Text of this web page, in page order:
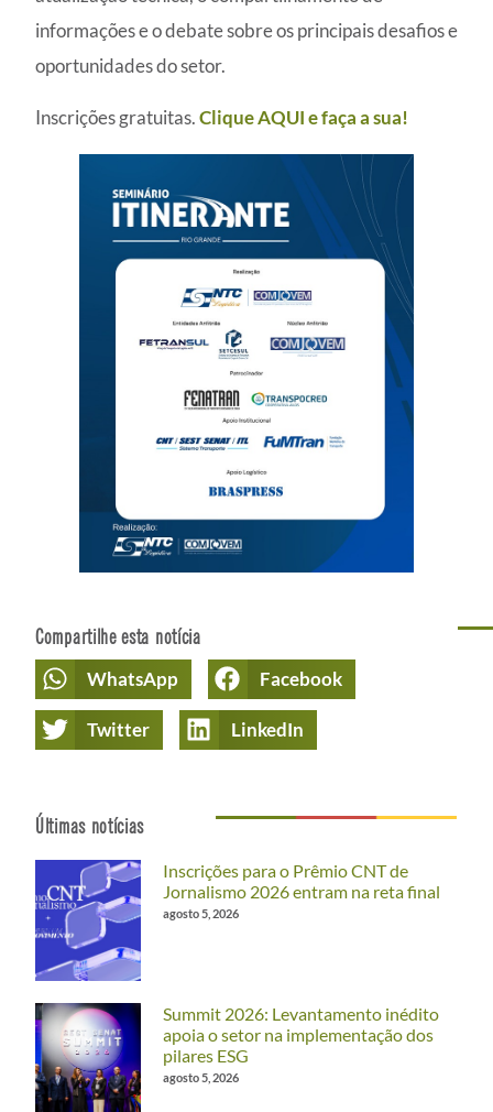
Últimas notícias
Inscrições para o Prêmio CNT de
Jornalismo 2026 entram na reta final
agosto 5, 2026
Summit 2026: Levantamento inédito
apoia o setor na implementação dos
pilares ESG
agosto 5, 2026
informações e o debate sobre os principais desafios e
oportunidades do setor.
Inscrições gratuitas.Clique AQUI e faça a sua!
Compartilhe esta notícia
WhatsApp Facebook
Twitter LinkedIn